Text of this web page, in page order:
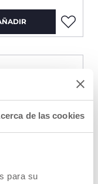
de las cookies
para su